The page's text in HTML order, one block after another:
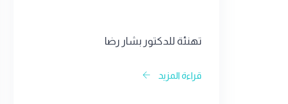
تهنئة للدكتور بشار رضا
قراءة المزيد